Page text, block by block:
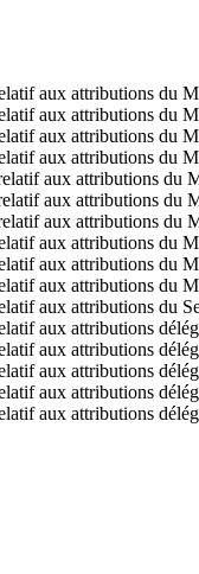
aux attributions du
aux attributions du
aux attributions du
aux attributions du
aux attributions du
aux attributions du
aux attributions
aux attributions du
aux attributions du
aux attributions du
aux attributions du
aux attributions
aux attributions
aux attributions
aux attributions
aux attributions